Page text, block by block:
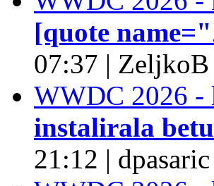
[quote
07:37 | ZeljkoB
WWDC 2026 -
instalirala
21:12 | dpasaric